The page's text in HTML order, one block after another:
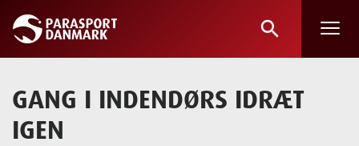
Skip
to
content
search
GANG I INDENDØRS IDRÆT
IGEN